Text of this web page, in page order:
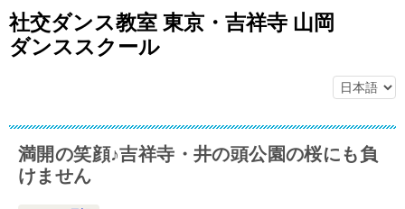
社交ダンス教室 東京・吉祥寺 山岡
ダンススクール
満開の笑顔♪吉祥寺・井の頭公園の桜にも負
けません